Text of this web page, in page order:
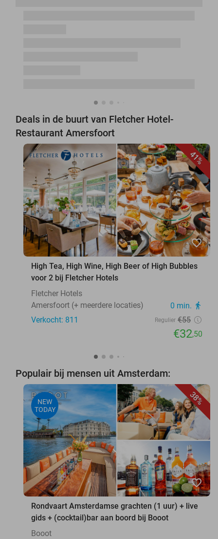
Deals in de buurt van Fletcher Hotel-
Restaurant Amersfoort
41%
favorite_border
High Tea, High Wine, High Beer of High Bubbles
voor 2 bij Fletcher Hotels
Fletcher Hotels
Amersfoort (+ meerdere locaties)
0 min. directions_walk
Verkocht: 811 Regulier €55
€32,50
Populair bij mensen uit Amsterdam:
38%
NEW
TODAY
favorite_border
Rondvaart Amsterdamse grachten (1 uur) + live
gids + (cocktail)bar aan boord bij Booot
Booot